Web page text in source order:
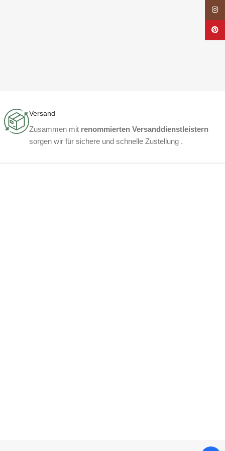
Versand
Zusammen mit renommierten Versanddienstleistern
sorgen wir für sichere und schnelle Zustellung .